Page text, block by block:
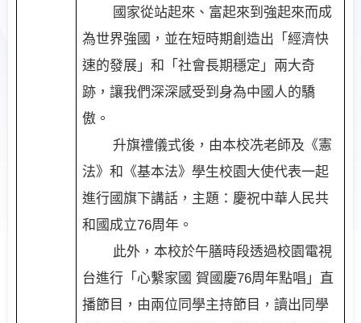
國家從站起來、富起來到強起來而成
為世界強國，並在短時期創造出「經濟快
速的發展」和「社會長期穩定」兩大奇
跡，讓我們深深感受到身為中國人的驕
傲。
升旗禮儀式後，由本校冼老師及《憲
法》和《基本法》學生校園大使代表一起
進行國旗下講話，主題：慶祝中華人民共
和國成立76周年。
此外，本校於午膳時段透過校園電視
台進行「心繫家國 賀國慶76周年點唱」直
播節目，由兩位同學主持節目，讀出同學